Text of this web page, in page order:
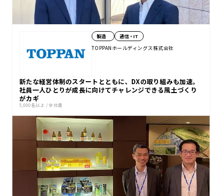
製造 通信・IT
TOPPANホールディングス株式会社
新たな経営体制のスタートとともに、DXの取り組みも加速。
社員一人ひとりが成長に向けてチャレンジできる風土づくり
がカギ
5,000名以上 /全社員